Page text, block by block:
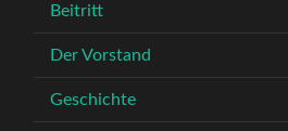
Beitritt
Der Vorstand
Geschichte